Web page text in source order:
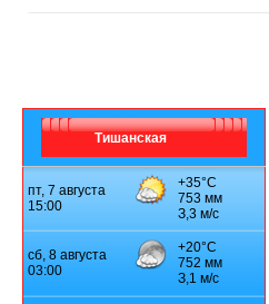
Тишанская